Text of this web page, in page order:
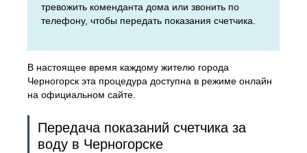
тревожить коменданта дома или звонить по
телефону, чтобы передать показания счетчика.
В настоящее время каждому жителю города
Черногорск эта процедура доступна в режиме онлайн
на официальном сайте.
Передача показаний счетчика за
воду в Черногорске